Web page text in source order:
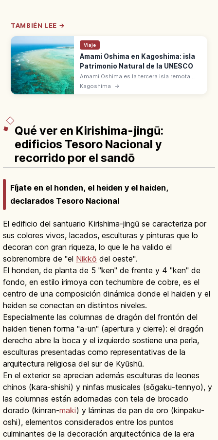
TAMBIÉN LEE →
Viaje
Amami Oshima en Kagoshima: isla
Patrimonio Natural de la UNESCO
Amami Oshima es la tercera isla remota
más grande de Japón, en Kagoshima.
Patrimonio Natural UNESCO junto con
Kagoshima →
Qué ver en Kirishima-jingū:
edificios Tesoro Nacional y
recorrido por el sandō
Fíjate en el honden, el heiden y el haiden,
declarados Tesoro Nacional
El edificio del santuario Kirishima-jingū se caracteriza por
sus colores vivos, lacados, esculturas y pinturas que lo
decoran con gran riqueza, lo que le ha valido el
sobrenombre de "el Nikkō del oeste".
El honden, de planta de 5 "ken" de frente y 4 "ken" de
fondo, en estilo irimoya con techumbre de cobre, es el
centro de una composición dinámica donde el haiden y el
heiden se conectan en distintos niveles.
Especialmente las columnas de dragón del frontón del
haiden tienen forma "a-un" (apertura y cierre): el dragón
derecho abre la boca y el izquierdo sostiene una perla,
esculturas presentadas como representativas de la
arquitectura religiosa del sur de Kyūshū.
En el exterior se aprecian además esculturas de leones
chinos (kara-shishi) y ninfas musicales (sōgaku-tennyo), y
las columnas están adornadas con tela de brocado
dorado (kinran-maki) y láminas de pan de oro (kinpaku-
oshi), elementos considerados entre los puntos
culminantes de la decoración arquitectónica de la era